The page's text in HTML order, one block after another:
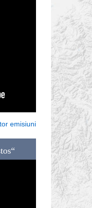
emisiuni